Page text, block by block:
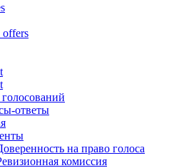
offers
ответы
на право голоса
комиссия